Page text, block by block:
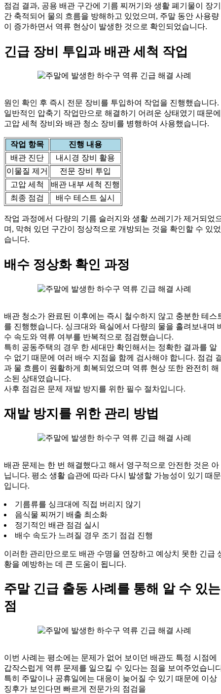
점검 결과, 공용 배관 구간에 기름 찌꺼기와 생활 폐기물이 장기
간 축적되어 물의 흐름을 방해하고 있었으며, 주말 동안 사용량
이 증가하면서 역류 현상이 발생한 것으로 확인되었습니다.
긴급 장비 투입과 배관 세척 작업
원인 확인 후 즉시 전문 장비를 투입하여 작업을 진행했습니다.
일반적인 압축기 작업만으로 해결하기 어려운 상태였기 때문에
고압 세척 장비와 배관 청소 장비를 병행하여 사용했습니다.
작업 항목
진행 내용
배관 진단
내시경 장비 활용
이물질 제거
전문 장비 투입
고압 세척
배관 내부 세척 진행
최종 점검
배수 테스트 실시
작업 과정에서 다량의 기름 슬러지와 생활 쓰레기가 제거되었
며, 막혀 있던 구간이 정상적으로 개방되는 것을 확인할 수 있었
습니다.
배수 정상화 확인 과정
배관 청소가 완료된 이후에는 즉시 철수하지 않고 충분한 테스
를 진행했습니다. 싱크대와 욕실에서 다량의 물을 흘려보내며
수 속도와 역류 여부를 반복적으로 점검했습니다.
특히 공동주택의 경우 한 세대만 확인해서는 정확한 결과를 알
수 없기 때문에 여러 배수 지점을 함께 검사해야 합니다. 점검
과 물 흐름이 원활하게 회복되었으며 역류 현상 또한 완전히 해
소된 상태였습니다.
사후 점검은 문제 재발 방지를 위한 필수 절차입니다.
재발 방지를 위한 관리 방법
배관 문제는 한 번 해결했다고 해서 영구적으로 안전한 것은 아
닙니다. 평소 생활 습관에 따라 다시 발생할 가능성이 있기 때문
입니다.
기름류를 싱크대에 직접 버리지 않기
음식물 찌꺼기 배출 최소화
정기적인 배관 점검 실시
배수 속도가 느려질 경우 조기 점검 진행
이러한 관리만으로도 배관 수명을 연장하고 예상치 못한 긴급
황을 예방하는 데 큰 도움이 됩니다.
주말 긴급 출동 사례를 통해 알 수 있는
점
이번 사례는 평소에는 문제가 없어 보이던 배관도 특정 시점에
갑작스럽게 역류 문제를 일으킬 수 있다는 점을 보여주었습니
특히 주말이나 공휴일에는 대응이 늦어질 수 있기 때문에 이상
징후가 보인다면 빠르게 전문가의 점검을